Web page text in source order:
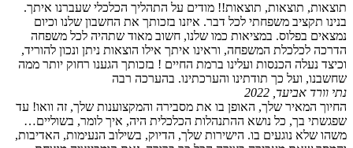
תוצאות, תוצאות, תוצאות!! מודים על התהליך הכלכלי שעברנו איתך.
בנינו תקציב משפחתי לכל דבר. איזנו בזכותך את החשבון שלנו וכיום
נמצאים בפלוס. במציאות כמו שלנו, חשוב מאוד שתהיה לכל משפחה
הדרכה לכלכלת המשפחה, וראינו איתך אילו הוצאות ניתן ונכון להוריד,
וכיצד נעלה הכנסות ועלינו ברמת החיים ! בזכותך הגענו רחוק יותר ממה
שחשבנו, ועל כך תודתינו והערכתינו. בהערכה רבה
נתי וורד אביעד, 2022
החיוך המאיר שלך, האופן בו את מסבירה והמקצוענות שלך, זה וואו! עד
שפגשתי בך, כל נושא ההתנהלות הכלכלית היה, איך לומר, בשוליים…
משהו שלא נוגעים בו. הישירות שלך, הדיוק, בשילוב הנעימות, האדיבות,